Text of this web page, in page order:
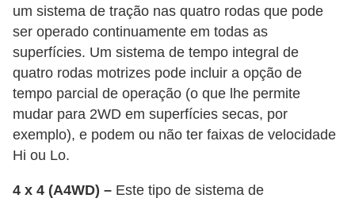
um sistema de tração nas quatro rodas que pode
ser operado continuamente em todas as
superfícies. Um sistema de tempo integral de
quatro rodas motrizes pode incluir a opção de
tempo parcial de operação (o que lhe permite
mudar para 2WD em superfícies secas, por
exemplo), e podem ou não ter faixas de velocidade
Hi ou Lo.
4 x 4 (A4WD) – Este tipo de sistema de
s
a
u
t
o
m
o